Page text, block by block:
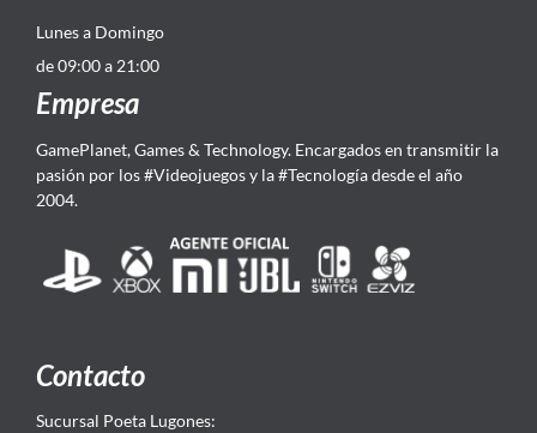
Lunes a Domingo
de 09:00 a 21:00
Empresa
GamePlanet, Games & Technology. Encargados en transmitir la
pasión por los #Videojuegos y la #Tecnología desde el año
2004.
Contacto
Sucursal Poeta Lugones: